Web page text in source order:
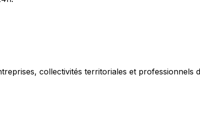
collectivités territoriales et professionnels